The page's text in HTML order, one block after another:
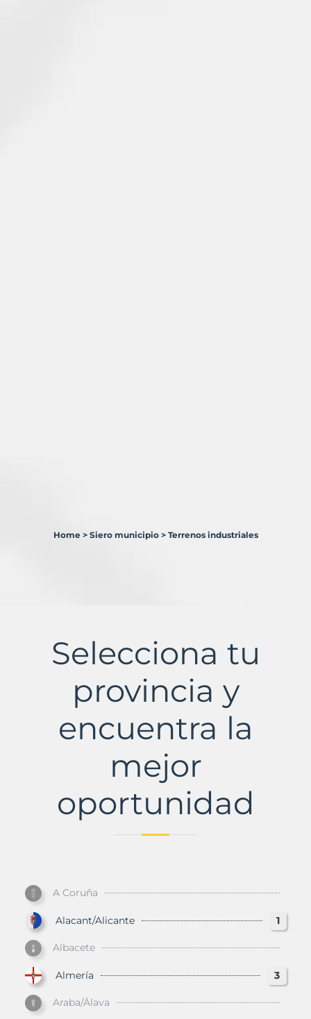
Murbalands
Home > Siero municipio > Terrenos industriales
Selecciona tu
provincia y
encuentra la
mejor
oportunidad
A Coruña
Alacant/Alicante 1
Albacete
Almería 3
Araba/Álava